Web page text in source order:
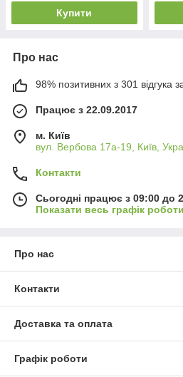
Купити
Про нас
98% позитивних з 301 відгука
Працює з 22.09.2017
м. Київ
вул. Вербова 17а-19, Київ,
Контакти
Сьогодні працює з 09:00 до
Показати весь графік роботи
Про нас
Контакти
Доставка та оплата
Графік роботи